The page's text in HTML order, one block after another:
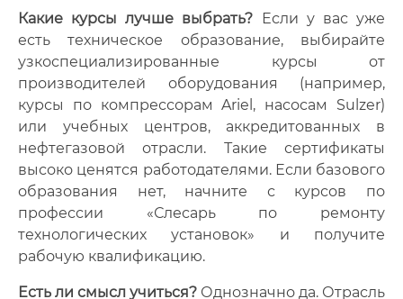
Какие курсы лучше выбрать? Если у вас уже
есть техническое образование, выбирайте
узкоспециализированные курсы от
производителей оборудования (например,
курсы по компрессорам Ariel, насосам Sulzer)
или учебных центров, аккредитованных в
нефтегазовой отрасли. Такие сертификаты
высоко ценятся работодателями. Если базового
образования нет, начните с курсов по
профессии «Слесарь по ремонту
технологических установок» и получите
рабочую квалификацию.
Есть ли смысл учиться? Однозначно да. Отрасль